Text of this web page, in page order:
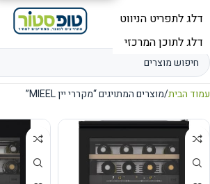
תפריט
עמוד הבית מוצרים המתויגים “מקררי יין MIEEL”